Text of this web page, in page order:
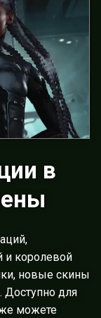
в
и королевой
новые скины
Доступно для
можете